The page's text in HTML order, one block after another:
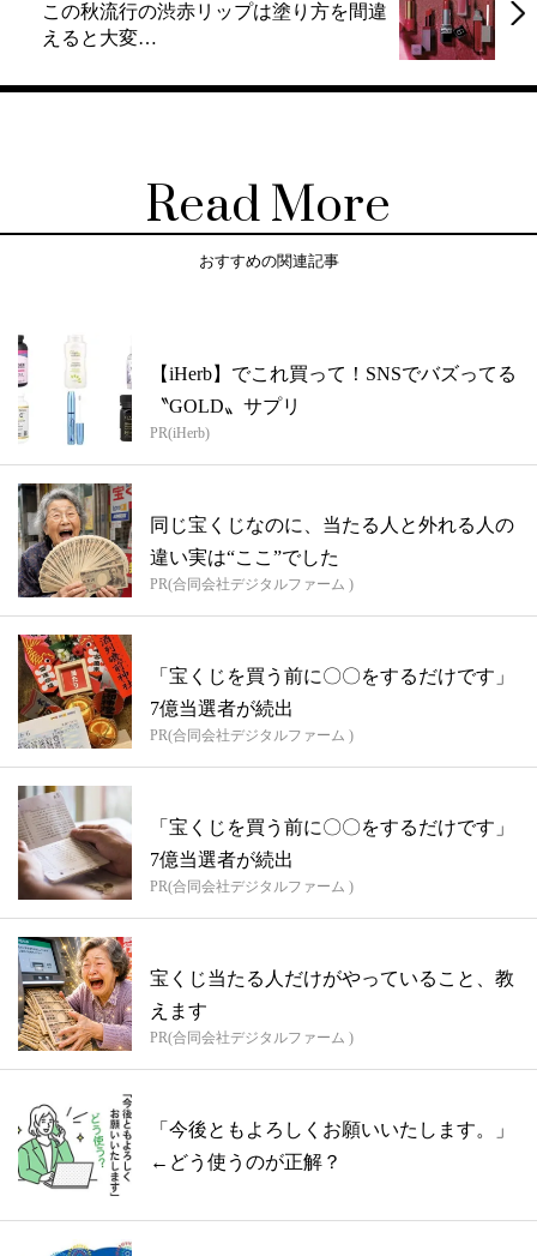
この秋流行の渋赤リップは塗り方を間違
えると大変…
Read More
おすすめの関連記事
【iHerb】でこれ買って！SNSでバズってる
〝GOLD〟サプリ
PR(iHerb)
同じ宝くじなのに、当たる人と外れる人の
違い実は“ここ”でした
PR(合同会社デジタルファーム )
「宝くじを買う前に〇〇をするだけです」
7億当選者が続出
PR(合同会社デジタルファーム )
「宝くじを買う前に〇〇をするだけです」
7億当選者が続出
PR(合同会社デジタルファーム )
宝くじ当たる人だけがやっていること、教
えます
PR(合同会社デジタルファーム )
「今後ともよろしくお願いいたします。」
←どう使うのが正解？